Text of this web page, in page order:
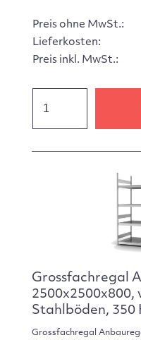
Preis ohne MwSt.:
Lieferkosten:
Preis inkl. MwSt.:
Grossfachregal
2500x2500x800,
Stahlböden, 350
Grossfachregal